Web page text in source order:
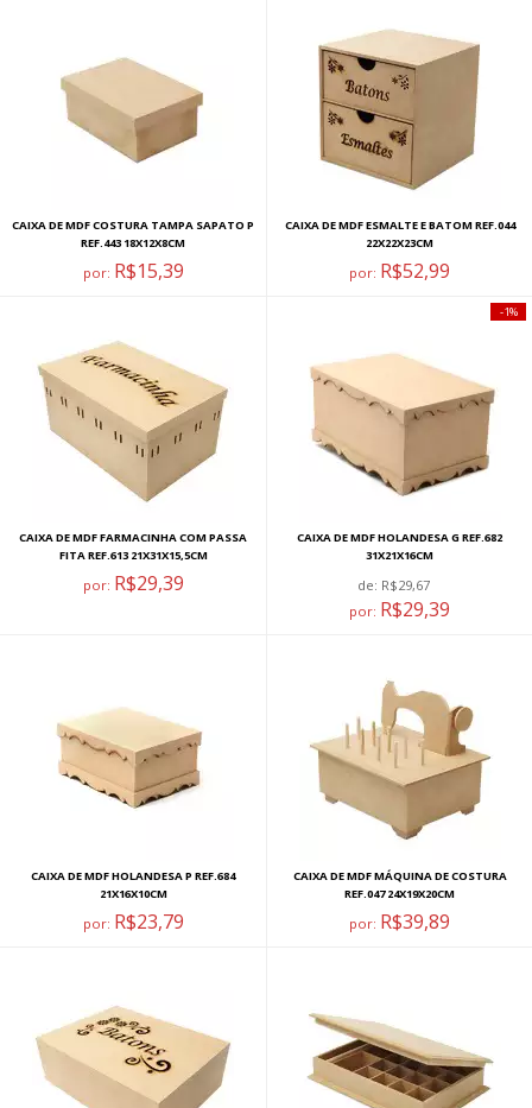
CAIXA DE MDF COSTURA TAMPA SAPATO P
REF.443 18X12X8CM
por: R$15,39
CAIXA DE MDF ESMALTE E BATOM REF.044
22X22X23CM
por: R$52,99
CAIXA DE MDF FARMACINHA COM PASSA
FITA REF.613 21X31X15,5CM
por: R$29,39
CAIXA DE MDF HOLANDESA G REF.682
31X21X16CM
de: R$29,67
por: R$29,39
1%
CAIXA DE MDF HOLANDESA P REF.684
21X16X10CM
por: R$23,79
CAIXA DE MDF MÁQUINA DE COSTURA
REF.047 24X19X20CM
por: R$39,89